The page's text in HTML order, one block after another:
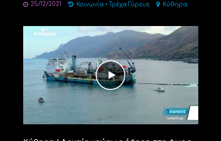
25/12/2021 Κοινωνία • Τρέχα Γύρευε Κύθηρα